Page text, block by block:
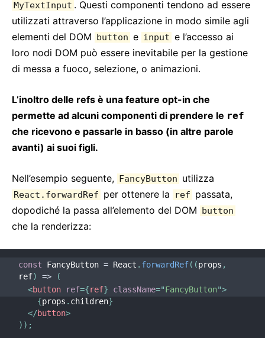
MyTextInput . Questi componenti tendono ad essere
utilizzati attraverso l’applicazione in modo simile agli
elementi del DOM button e input e l’accesso ai
loro nodi DOM può essere inevitabile per la gestione
di messa a fuoco, selezione, o animazioni.
L’inoltro delle refs è una feature opt-in che
permette ad alcuni componenti di prendere le ref
che ricevono e passarle in basso (in altre parole
avanti) ai suoi figli.
Nell’esempio seguente, FancyButton utilizza
React.forwardRef per ottenere la ref passata,
dopodiché la passa all’elemento del DOM button
che la renderizza:
const FancyButton = React . forwardRef( (props ,
ref) =>
(
<button ref={ref} className="FancyButton">
{props . children}
</button>
) ) ;
API DI RIFERIMENTO
React
React.Component
ReactDOM
Elementi DOM
SyntheticEvent
Test Renderer
Requisiti Ambiente JS
Glossario
1. Introduzione agli Hooks
2. Panoramica sugli Hooks
3. Usare l'Hook State
4. Usare l'Hook Effect